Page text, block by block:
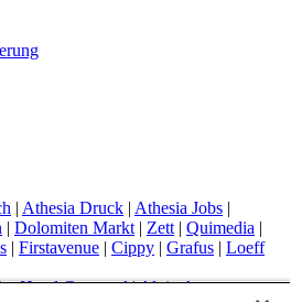
| Athesia Druck | Athesia Jobs |
| Dolomiten Markt | Zett | Quimedia |
| Firstavenue | Cippy | Grafus | Loeff
Hotel Grawand|Alpin Arena